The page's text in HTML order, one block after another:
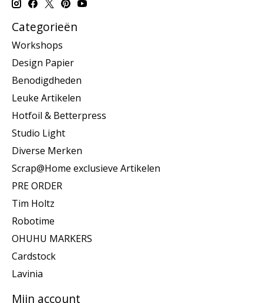
Categorieën
Workshops
Design Papier
Benodigdheden
Leuke Artikelen
Hotfoil & Betterpress
Studio Light
Diverse Merken
Scrap@Home exclusieve Artikelen
PRE ORDER
Tim Holtz
Robotime
OHUHU MARKERS
Cardstock
Lavinia
Mijn account